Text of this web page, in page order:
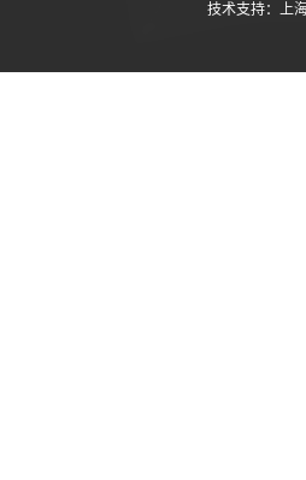
技术支持：上